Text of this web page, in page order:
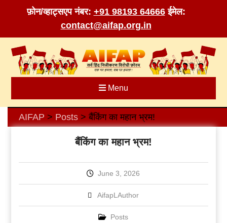
फ़ोन/व्हाट्सएप नंबर: +91 98193 64666 ईमेल:
contact@aifap.org.in
content
Menu
AIFAP > Posts> बैंकिंग का महान भ्रम!
बैंकिंग का महान भ्रम!
June 3, 2026
AifapLAuthor
Posts